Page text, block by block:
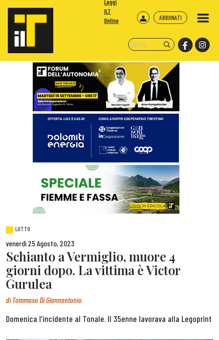
ABBONATI
Leggi
ILT
Online
LUTTO
venerdì 25 Agosto, 2023
Schianto a Vermiglio, muore 4
giorni dopo. La vittima è Victor
Gurulea
diTommaso Di Giannantonio
Domenica l’incidente al Tonale. Il 35enne lavorava alla Legoprint